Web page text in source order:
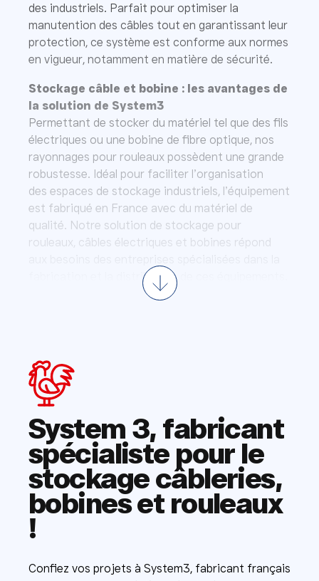
des industriels. Parfait pour optimiser la
manutention des câbles tout en garantissant leur
protection, ce système est conforme aux normes
en vigueur, notamment en matière de sécurité.
Stockage câble et bobine : les avantages de
la solution de System3
Permettant de stocker du matériel tel que des fils
électriques ou une bobine de fibre optique, nos
rayonnages pour rouleaux possèdent une grande
robustesse. Idéal pour faciliter l’organisation
des espaces de stockage industriels, l’équipement
est fabriqué en France avec du matériel de
qualité. Notre solution de stockage pour
rouleaux, câbles électriques et bobines répond
fabrication et la distribution de ces équipements.
System 3, fabricant
spécialiste pour le
stockage câbleries,
bobines et rouleaux
!
Confiez vos projets à System3, fabricant français